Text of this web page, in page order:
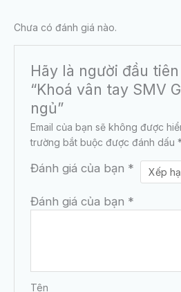
Chưa có đánh giá nào.
Hãy là người đầu
“Khoá vân tay SMV
ngủ”
Email của bạn sẽ không được
trường bắt buộc được đánh dấu*
Đánh giá của bạn *
Đánh giá của bạn *
Tên